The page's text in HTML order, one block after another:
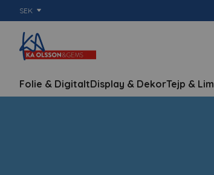
SEK
Folie & DigitaltDisplay & DekorTejp & Lim